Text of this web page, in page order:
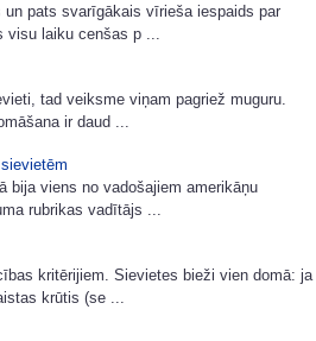
pats svarīgākais vīrieša iespaids par
laiku cenšas p ...
tad veiksme viņam pagriež muguru.
ir daud ...
viens no vadošajiem amerikāņu
rubrikas vadītājs ...
kritērijiem. Sievietes bieži vien domā: ja
krūtis (se ...